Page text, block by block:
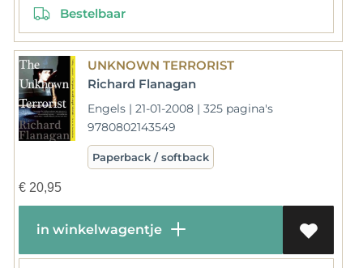
Bestelbaar
UNKNOWN TERRORIST
Richard Flanagan
Engels | 21-01-2008 | 325 pagina's
9780802143549
Paperback / softback
€20,95
in winkelwagentje